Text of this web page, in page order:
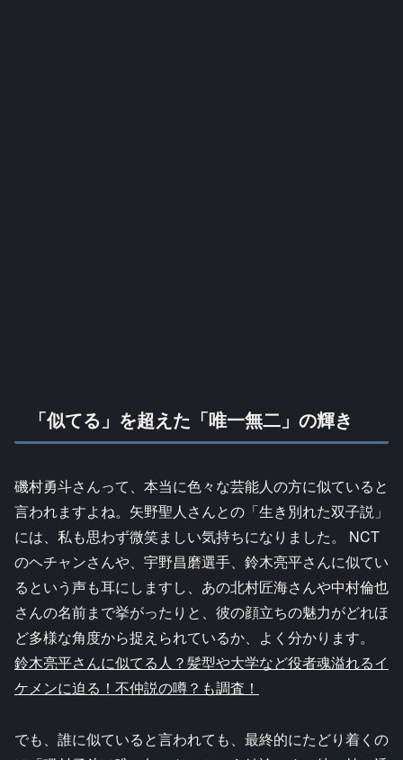
「似てる」を超えた「唯一無二」の輝き
磯村勇斗さんって、本当に色々な芸能人の方に似ていると
言われますよね。矢野聖人さんとの「生き別れた双子説」
には、私も思わず微笑ましい気持ちになりました。 NCT
のヘチャンさんや、宇野昌磨選手、鈴木亮平さんに似てい
るという声も耳にしますし、あの北村匠海さんや中村倫也
さんの名前まで挙がったりと、彼の顔立ちの魅力がどれほ
ど多様な角度から捉えられているか、よく分かります。
鈴木亮平さんに似てる人？髪型や大学など役者魂溢れるイ
ケメンに迫る！不仲説の噂？も調査！
でも、誰に似ていると言われても、最終的にたどり着くの